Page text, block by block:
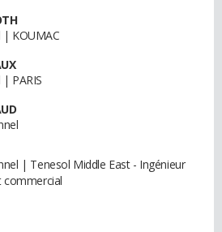
| KOUMAC
PARIS
| Tenesol Middle East - Ingénieur
commercial